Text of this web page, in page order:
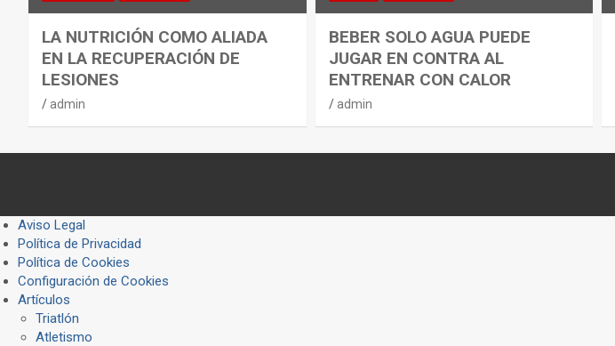
LA NUTRICIÓN COMO ALIADA
EN LA RECUPERACIÓN DE
LESIONES
admin
BEBER SOLO AGUA PUEDE
JUGAR EN CONTRA AL
ENTRENAR CON CALOR
admin
Aviso Legal
Política de Privacidad
Política de Cookies
Configuración de Cookies
Artículos
Triatlón
Atletismo